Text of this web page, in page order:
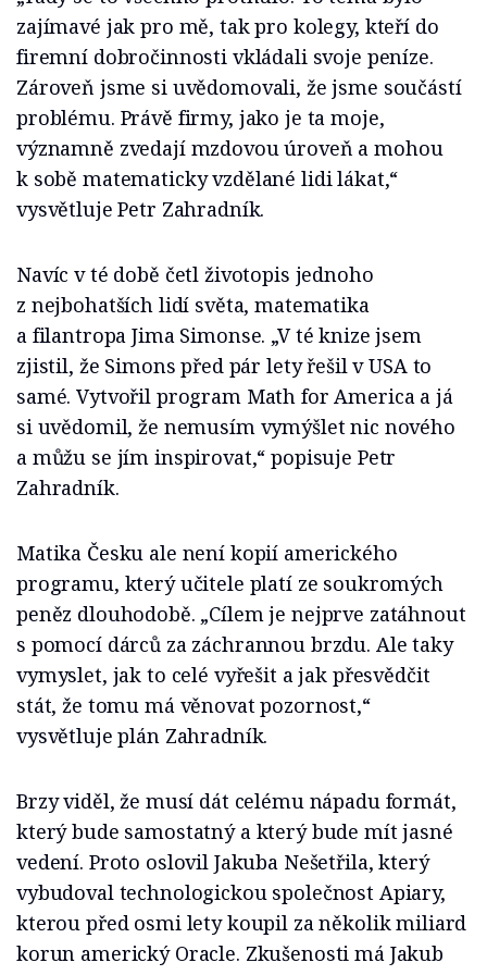
zajímavé jak pro mě, tak pro kolegy, kteří do
firemní dobročinnosti vkládali svoje peníze.
Zároveň jsme si uvědomovali, že jsme součástí
problému. Právě firmy, jako je ta moje,
významně zvedají mzdovou úroveň a mohou
k sobě matematicky vzdělané lidi lákat,“
vysvětluje Petr Zahradník.
Navíc v té době četl životopis jednoho
z nejbohatších lidí světa, matematika
a filantropa Jima Simonse. „V té knize jsem
zjistil, že Simons před pár lety řešil v USA to
samé. Vytvořil program Math for America a já
si uvědomil, že nemusím vymýšlet nic nového
a můžu se jím inspirovat,“ popisuje Petr
Zahradník.
Matika Česku ale není kopií amerického
programu, který učitele platí ze soukromých
peněz dlouhodobě. „Cílem je nejprve zatáhnout
s pomocí dárců za záchrannou brzdu. Ale taky
vymyslet, jak to celé vyřešit a jak přesvědčit
stát, že tomu má věnovat pozornost,“
vysvětluje plán Zahradník.
Brzy viděl, že musí dát celému nápadu formát,
který bude samostatný a který bude mít jasné
vedení. Proto oslovil Jakuba Nešetřila, který
vybudoval technologickou společnost Apiary,
kterou před osmi lety koupil za několik miliard
korun americký Oracle. Zkušenosti má Jakub